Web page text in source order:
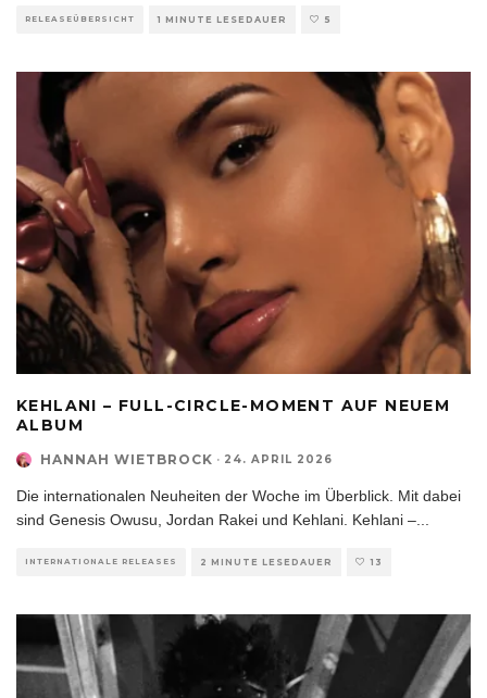
RELEASEÜBERSICHT 1 MINUTE LESEDAUER 5
KEHLANI – FULL-CIRCLE-MOMENT AUF NEUEM
ALBUM
HANNAH WIETBROCK · 24. APRIL 2026
Die internationalen Neuheiten der Woche im Überblick. Mit dabei
sind Genesis Owusu, Jordan Rakei und Kehlani. Kehlani –...
INTERNATIONALE RELEASES 2 MINUTE LESEDAUER 13